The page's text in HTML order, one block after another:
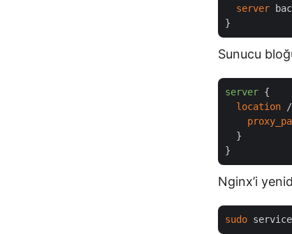
server
Sunucu
server {
location
  }
Nginx’i
sudo